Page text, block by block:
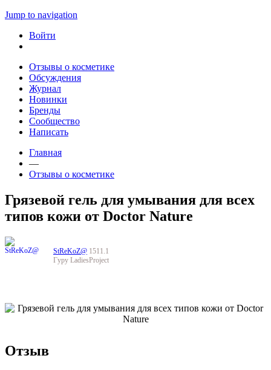
Jump to navigation
Войти
Отзывы о косметике
Обсуждения
Журнал
Новинки
Бренды
Сообщество
Написать
Главная
—
Отзывы о косметике
Грязевой гель для умывания для всех
типов кожи от Doctor Nature
StReKoZ@ 1511.1
Гуру LadiesProject
Отзыв